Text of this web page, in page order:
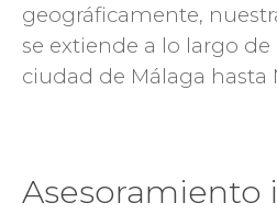
geográficamente,
se extiende a lo largo de
ciudad de Málaga hasta
Asesoramiento